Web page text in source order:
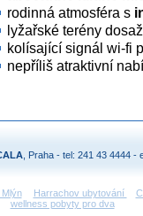
rodinná atmosféra s
lyžařské terény
kolísající signál wi-fi
nepříliš atraktivní
, Praha - tel: 241 43 4444 -
Harrachov ubytování
wellness pobyty pro dva